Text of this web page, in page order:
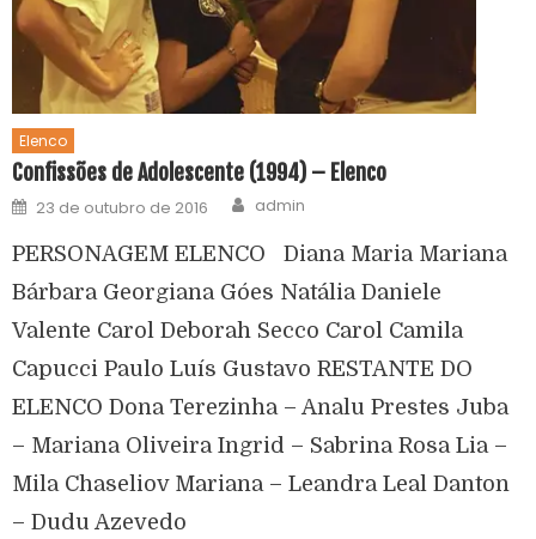
Elenco
Confissões de Adolescente (1994) – Elenco
23 de outubro de 2016 admin
PERSONAGEM ELENCO Diana Maria Mariana
Bárbara Georgiana Góes Natália Daniele
Valente Carol Deborah Secco Carol Camila
Capucci Paulo Luís Gustavo RESTANTE DO
ELENCO Dona Terezinha – Analu Prestes Juba
– Mariana Oliveira Ingrid – Sabrina Rosa Lia –
Mila Chaseliov Mariana – Leandra Leal Danton
– Dudu Azevedo